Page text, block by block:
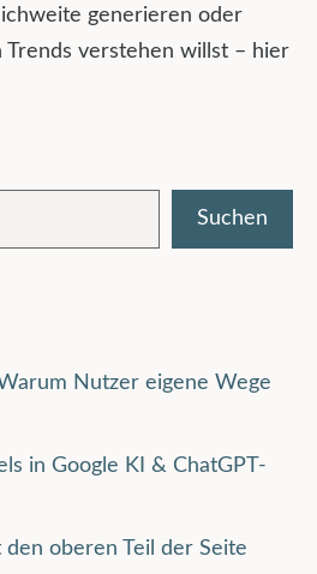
generieren oder
Trends verstehen willst – hier
Suchen
Nutzer eigene Wege
in Google KI & ChatGPT-
den oberen Teil der Seite